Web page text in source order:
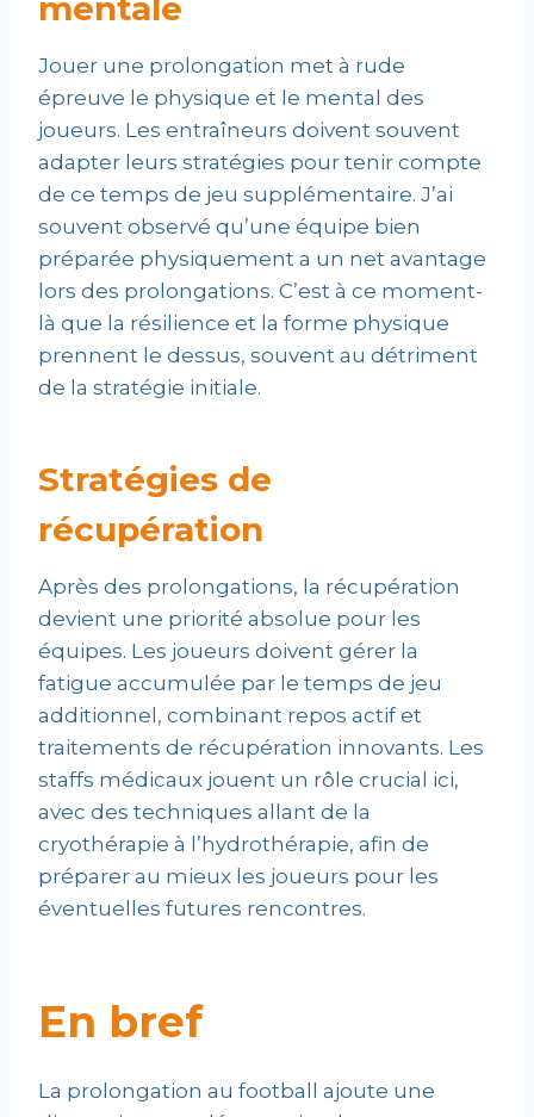
mentale
Jouer une prolongation met à rude
épreuve le physique et le mental des
joueurs. Les entraîneurs doivent souvent
adapter leurs stratégies pour tenir compte
de ce temps de jeu supplémentaire. J’ai
souvent observé qu’une équipe bien
préparée physiquement a un net avantage
lors des prolongations. C’est à ce moment-
là que la résilience et la forme physique
prennent le dessus, souvent au détriment
de la stratégie initiale.
Stratégies de
récupération
Après des prolongations, la récupération
devient une priorité absolue pour les
équipes. Les joueurs doivent gérer la
fatigue accumulée par le temps de jeu
additionnel, combinant repos actif et
traitements de récupération innovants. Les
staffs médicaux jouent un rôle crucial ici,
avec des techniques allant de la
cryothérapie à l’hydrothérapie, afin de
préparer au mieux les joueurs pour les
éventuelles futures rencontres.
En bref
La prolongation au football ajoute une